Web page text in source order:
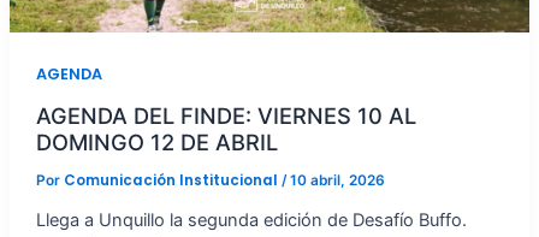
AGENDA
AGENDA DEL FINDE: VIERNES 10 AL
DOMINGO 12 DE ABRIL
Por Comunicación Institucional /10 abril, 2026
Llega a Unquillo la segunda edición de Desafío Buffo.